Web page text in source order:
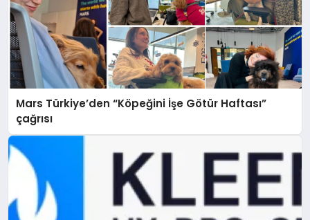
Mars Türkiye’den “Köpeğini İşe Götür Haftası”
çağrısı